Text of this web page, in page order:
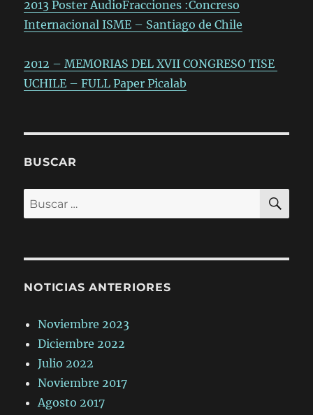
2013 Poster AudioFracciones :Concreso
Internacional ISME – Santiago de Chile
2012 – MEMORIAS DEL XVII CONGRESO TISE
UCHILE – FULL Paper Picalab
BUSCAR
Buscar
por:
NOTICIAS ANTERIORES
Noviembre 2023
Diciembre 2022
Julio 2022
Noviembre 2017
Agosto 2017